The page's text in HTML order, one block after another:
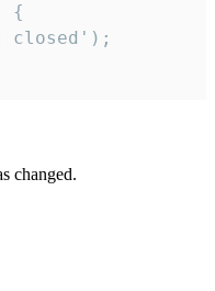
{
closed');
changed.